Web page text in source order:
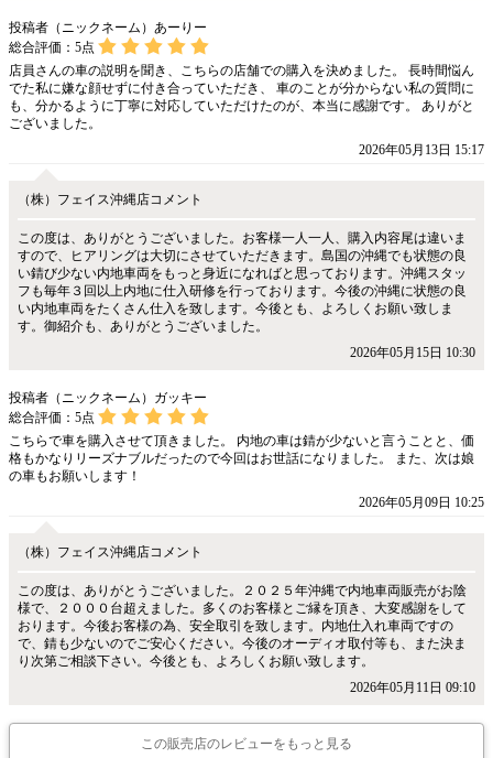
投稿者（ニックネーム）あーりー
総合評価： 5点
店員さんの車の説明を聞き、こちらの店舗での購入を決めました。 長時間悩ん
でた私に嫌な顔せずに付き合っていただき、 車のことが分からない私の質問に
も、分かるように丁寧に対応していただけたのが、本当に感謝です。 ありがと
ございました。
2026年05月13日 15:17
（株）フェイス沖縄店コメント
この度は、ありがとうございました。お客様一人一人、購入内容尾は違いま
すので、ヒアリングは大切にさせていただきます。島国の沖縄でも状態の良
い錆び少ない内地車両をもっと身近になればと思っております。沖縄スタッ
フも毎年３回以上内地に仕入研修を行っております。今後の沖縄に状態の良
い内地車両をたくさん仕入を致します。今後とも、よろしくお願い致しま
す。御紹介も、ありがとうございました。
2026年05月15日 10:30
投稿者（ニックネーム）ガッキー
総合評価： 5点
こちらで車を購入させて頂きました。 内地の車は錆が少ないと言うことと、価
格もかなりリーズナブルだったので今回はお世話になりました。 また、次は娘
の車もお願いします！
2026年05月09日 10:25
（株）フェイス沖縄店コメント
この度は、ありがとうございました。２０２５年沖縄で内地車両販売がお陰
様で、２０００台超えました。多くのお客様とご縁を頂き、大変感謝をして
おります。今後お客様の為、安全取引を致します。内地仕入れ車両ですの
で、錆も少ないのでご安心ください。今後のオーディオ取付等も、また決ま
り次第ご相談下さい。今後とも、よろしくお願い致します。
2026年05月11日 09:10
この販売店のレビューをもっと見る